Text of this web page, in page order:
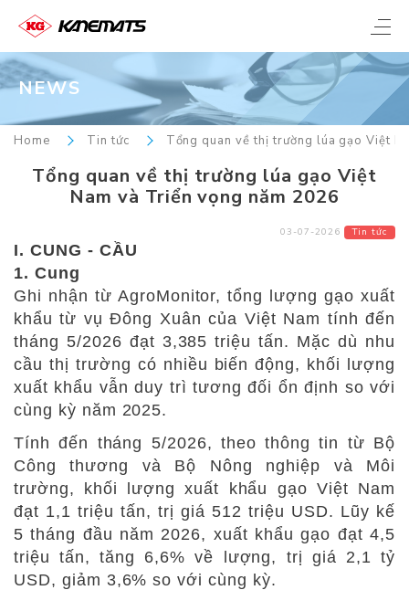
NEWS
Home Tin tức Tổng quan về thị trường lúa gạo Việt
Tổng quan về thị trường lúa gạo Việt
Nam và Triển vọng năm 2026
03-07-2026 Tin tức
I. CUNG - CẦU
1. Cung
Ghi nhận từ AgroMonitor, tổng lượng gạo xuất
khẩu từ vụ Đông Xuân của Việt Nam tính đến
tháng 5/2026 đạt 3,385 triệu tấn. Mặc dù nhu
cầu thị trường có nhiều biến động, khối lượng
xuất khẩu vẫn duy trì tương đối ổn định so với
cùng kỳ năm 2025.
Tính đến tháng 5/2026, theo thông tin từ Bộ
Công thương và Bộ Nông nghiệp và Môi
trường, khối lượng xuất khẩu gạo Việt Nam
đạt 1,1 triệu tấn, trị giá 512 triệu USD. Lũy kế
5 tháng đầu năm 2026, xuất khẩu gạo đạt 4,5
triệu tấn, tăng 6,6% về lượng, trị giá 2,1 tỷ
USD, giảm 3,6% so với cùng kỳ.